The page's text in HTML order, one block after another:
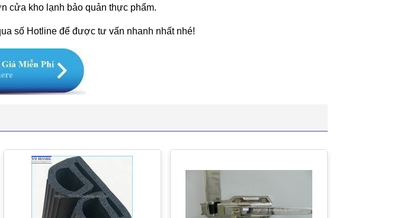
cửa kho lạnh bảo quản thực phẩm.
số Hotline để được tư vấn nhanh nhất nhé!